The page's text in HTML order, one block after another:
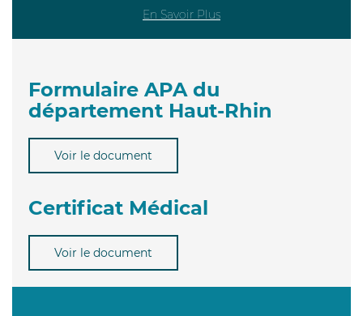
En Savoir Plus
Formulaire APA du
département Haut-Rhin
Voir le document
Certificat Médical
Voir le document